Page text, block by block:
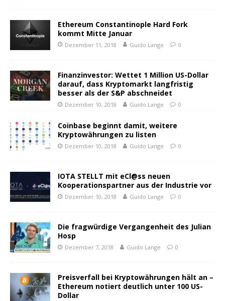
Ethereum Constantinople Hard Fork
kommt Mitte Januar
Dezember 11, 2018 Guido Lange 0
Finanzinvestor: Wettet 1 Million US-Dollar
darauf, dass Kryptomarkt langfristig
besser als der S&P abschneidet
Dezember 10, 2018 Guido Lange 0
Coinbase beginnt damit, weitere
Kryptowährungen zu listen
Dezember 10, 2018 Guido Lange 0
IOTA STELLT mit eCl@ss neuen
Kooperationspartner aus der Industrie vor
Dezember 10, 2018 Guido Lange 0
Die fragwürdige Vergangenheit des Julian
Hosp
Dezember 7, 2018 Guido Lange 0
Preisverfall bei Kryptowährungen hält an –
Ethereum notiert deutlich unter 100 US-
Dollar